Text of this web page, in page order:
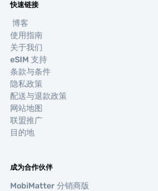
快速链接
博客
使用指南
关于我们
eSIM 支持
条款与条件
隐私政策
配送与退款政策
网站地图
联盟推广
目的地
成为合作伙伴
MobiMatter 分销商版